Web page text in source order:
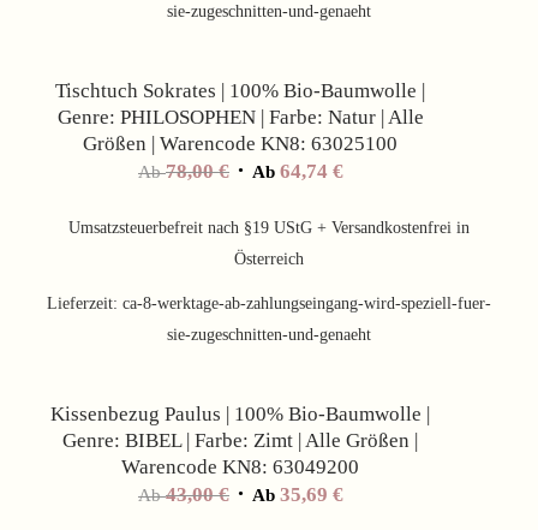
sie-zugeschnitten-und-genaeht
Tischtuch Sokrates | 100% Bio-Baumwolle |
Genre: PHILOSOPHEN | Farbe: Natur | Alle
Größen | Warencode KN8: 63025100
Ab78,00€ Ab 64,74 €
Umsatzsteuerbefreit nach §19 UStG + Versandkostenfrei in
Österreich
Lieferzeit: ca-8-werktage-ab-zahlungseingang-wird-speziell-fuer-
sie-zugeschnitten-und-genaeht
Kissenbezug Paulus | 100% Bio-Baumwolle |
Genre: BIBEL | Farbe: Zimt | Alle Größen |
Warencode KN8: 63049200
Ab43,00€ Ab 35,69 €